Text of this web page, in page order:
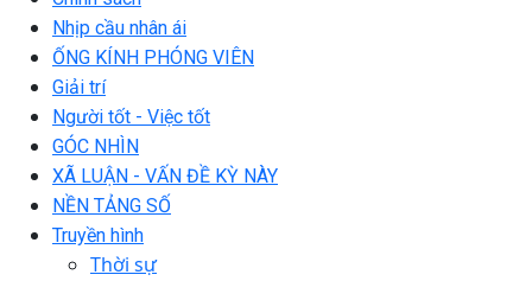
Nhịp cầu nhân ái
ỐNG KÍNH PHÓNG VIÊN
Giải trí
Người tốt - Việc tốt
GÓC NHÌN
XÃ LUẬN - VẤN ĐỀ KỲ NÀY
NỀN TẢNG SỐ
Truyền hình
Thời sự